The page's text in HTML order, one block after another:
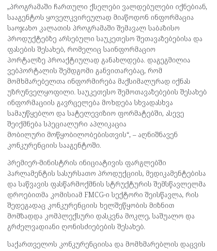
„პროგრამაში ჩართული ქსელები ვალდებულები იქნებიან,
სააგენტოს ყოველკვირეულად მიაწოდონ ინფორმაცია
საოჯახო კალათის პროგრამაში შემავალ საბაზისო
პროდუქტებზე არსებული საუკეთესო შეთავაზებებისა და
ფასების შესახებ, რომელიც საინფორმაციო
პორტალზე პროაქტიულად განახლდება. დაგეგმილია
ვებპორტალის შემდგომი განვითარებაც, რომ
მომხმარებელთა ინფორმირება მაქსიმალურად იქნას
უზრუნველყოფილი. საუკეთესო შემოთავაზებების შესახებ
ინფორმაციის გავრცელება მოხდება სხვადასხვა
სამაუწყებლო და სატელევიზიო ფორმატებში, ასევე
შეიქმნება სპეციალური აპლიკაცია
მობილური მოწყობილობებისთვის“, – აღნიშნავენ
კონკურენციის სააგენტოში.
პრემიერ-მინისტრის ინიციატივის ფარგლებში
პარლამენტის სასურსათო პროდუქციის, მედიკამენტებისა
და საწვავის ფასწარმოქმნის სტრუქტურის შემსწავლელმა
დროებითმა კომისიამ FMCG-ი სექტორი შეისწავლა, რის
შედეგადაც კონკურენციის ხელშეწყობის მიზნით
მომზადდა კომპლექსური დასკვნა მოკლე, საშუალო და
გრძელვადიანი ღონისძიებების შესახებ.
საქართველოს კონკურენციისა და მომხმარებლის დაცვის